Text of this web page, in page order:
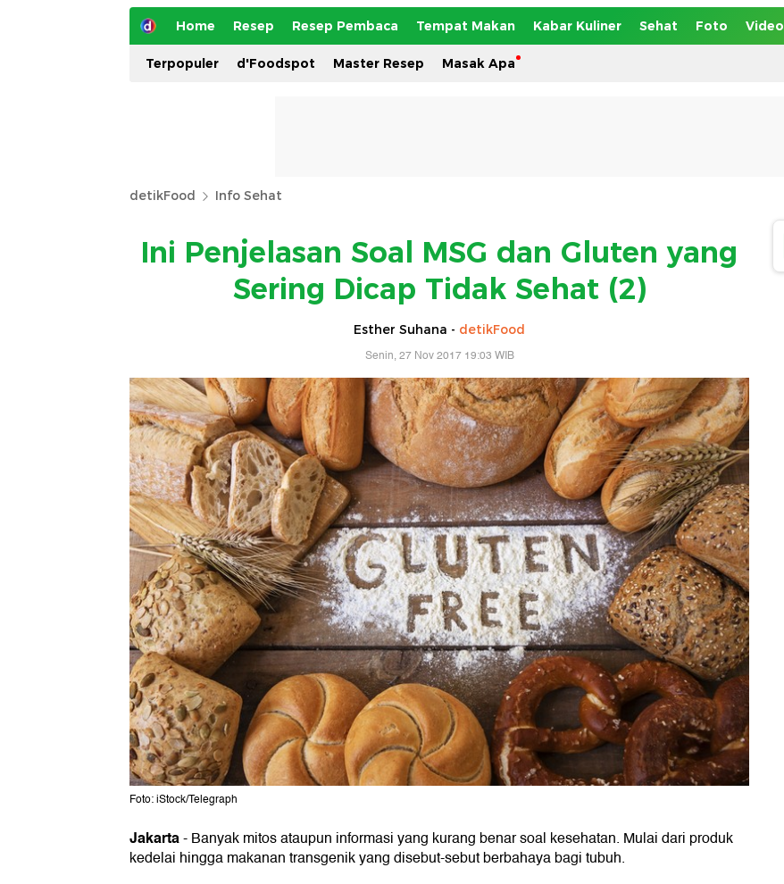
Home Resep Resep Pembaca Tempat Makan Kabar Kuliner Sehat Foto Video
Terpopuler d'Foodspot Master Resep Masak Apa
detikFood Info Sehat
Ini Penjelasan Soal MSG dan Gluten yang
Sering Dicap Tidak Sehat (2)
Esther Suhana - detikFood
Senin, 27 Nov 2017 19:03 WIB
Foto: iStock/Telegraph
Jakarta- Banyak mitos ataupun informasi yang kurang benar soal kesehatan. Mulai dari produk
kedelai hingga makanan transgenik yang disebut-sebut berbahaya bagi tubuh.